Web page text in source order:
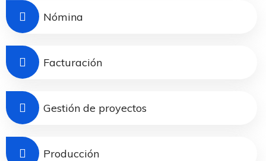
Nómina
Facturación
Gestión de proyectos
Producción